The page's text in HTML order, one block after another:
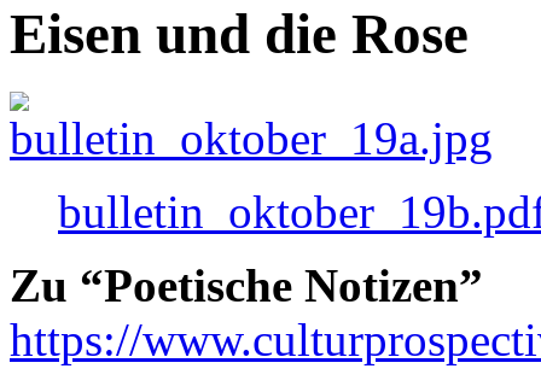
Eisen und die Rose
Zu “Poetische Notizen”
https://